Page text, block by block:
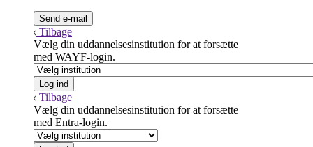
Tilbage
Vælg din uddannelsesinstitution for at forsætte
med WAYF-login.
Tilbage
Vælg din uddannelsesinstitution for at forsætte
med Entra-login.